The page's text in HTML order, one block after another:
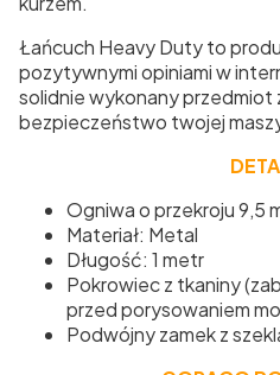
Łańcuch Heavy Duty to
pozytywnymi opiniami w
solidnie wykonany przedmiot
bezpieczeństwo twojej
Ogniwa o przekroju 9,5
Materiał: Metal
Długość: 1 metr
Pokrowiec z tkaniny
przed porysowaniem
Podwójny zamek z